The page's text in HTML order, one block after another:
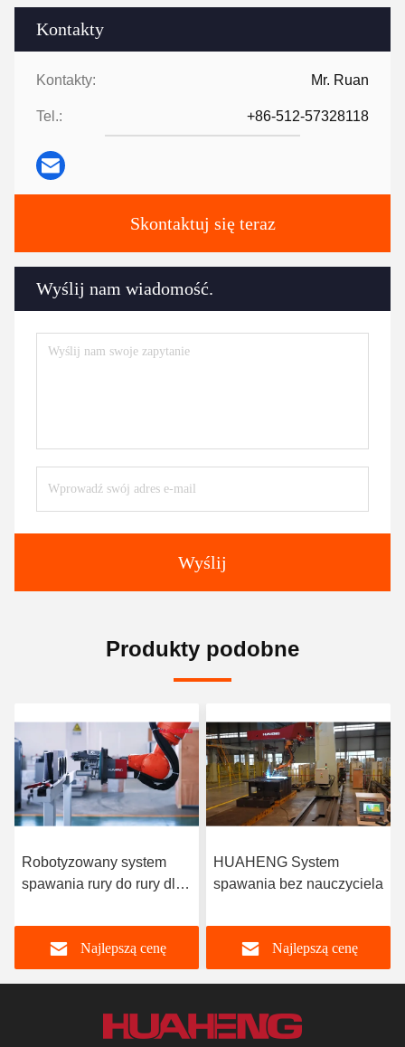
Kontakty
Kontakty: Mr. Ruan
Tel.: +86-512-57328118
Skontaktuj się teraz
Wyślij nam wiadomość.
Wyślij
Produkty podobne
Robotyzowany system
spawania rury do rury dla
Najlepszą cenę
HUAHENG System
spawania bez nauczyciela
Najlepszą cenę